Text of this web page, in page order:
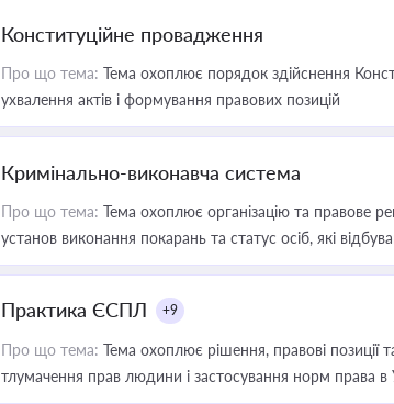
Конституційне провадження
Про що тема: Тема охоплює порядок здійснення
ухвалення актів і формування правових позицій
Кримінально-виконавча система
Про що тема: Тема охоплює організацію та правове
установ виконання покарань та статус осіб, які
Практика ЄСПЛ +9
Про що тема: Тема охоплює рішення, правові
тлумачення прав людини і застосування норм права в